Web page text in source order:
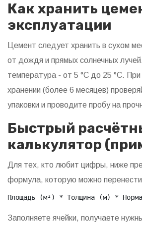
Как хранить
эксплуатации
Цемент следует хранить в сухом
от дождя и прямых солнечных
температура - от 5 °C до 25 °C.
хранении (более 6 месяцев)
упаковки и проводите пробу на
Быстрый
калькулятор
Для тех, кто любит цифры, ниже
формула, которую можно
Заполняете ячейки, получаете